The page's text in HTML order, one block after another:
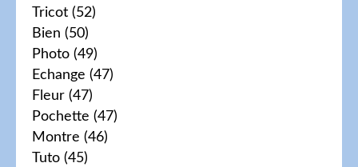
Tricot (52)
Bien (50)
Photo (49)
Echange (47)
Fleur (47)
Pochette (47)
Montre (46)
Tuto (45)